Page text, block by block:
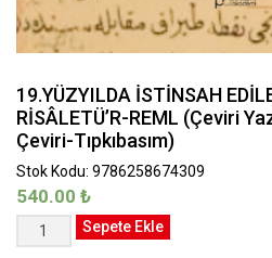
19.YÜZYILDA İSTİNSAH
RİSÂLETÜ’R-REML (Çeviri
Çeviri-Tıpkıbasım)
Stok Kodu: 9786258674309
540.00 ₺
19.YÜZYILDA
İSTİNSAH
Sepete Ekle